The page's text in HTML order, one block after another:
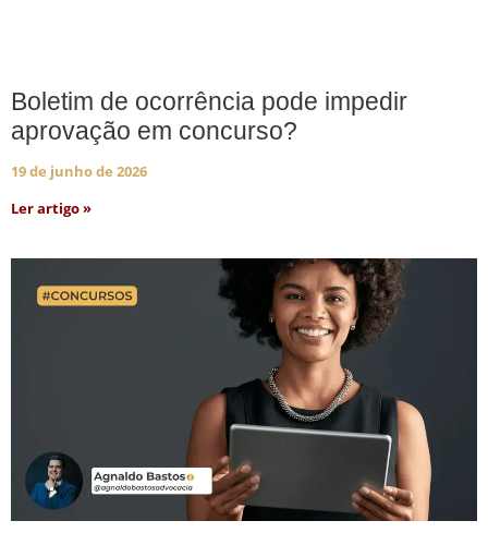
Boletim de ocorrência pode impedir
aprovação em concurso?
19 de junho de 2026
Ler artigo »